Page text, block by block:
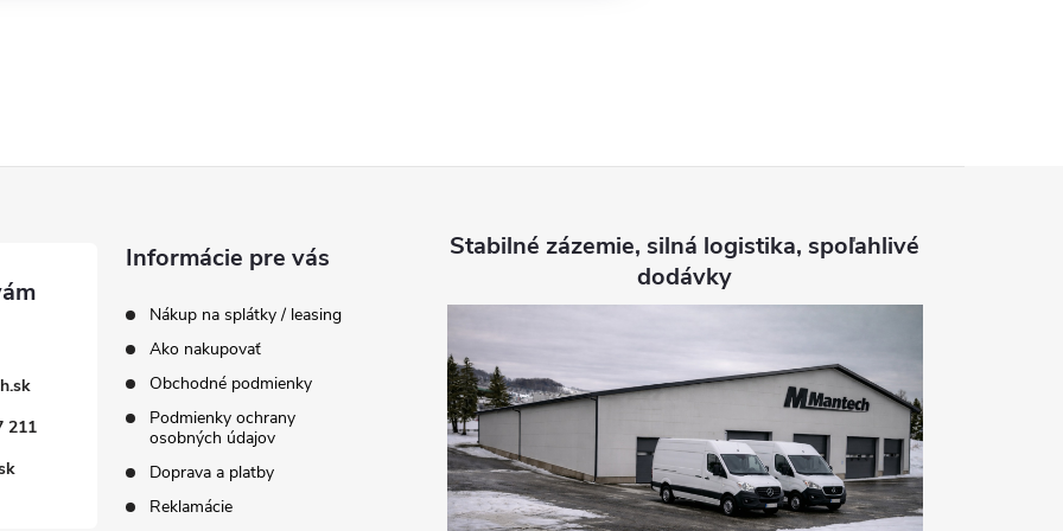
211
Informácie pre vás
Nákup na splátky / leasing
Ako nakupovať
Obchodné podmienky
Podmienky ochrany
osobných údajov
Doprava a platby
Reklamácie
Stabilné zázemie, silná logistika, spoľahlivé
dodávky